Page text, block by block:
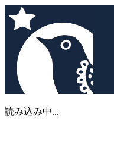
読み込み中...